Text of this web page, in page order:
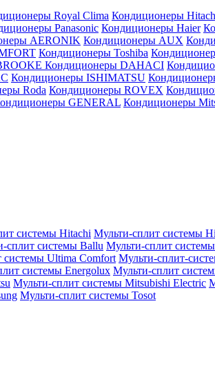
Royal Clima Кондиционеры
Panasonic Кондиционеры Haier
AERONIK Кондиционеры AUX
Кондиционеры Toshiba
Кондиционеры DAHACI
Кондиционеры ISHIMATSU
Roda Кондиционеры ROVEX
GENERAL Кондиционеры
системы Hitachi Мульти-сплит системы
сплит системы Ballu Мульти-сплит
системы Ultima Comfort Мульти-сплит-
системы Energolux Мульти-сплит
Мульти-сплит системы Mitsubishi Electric
Мульти-сплит системы Tosot